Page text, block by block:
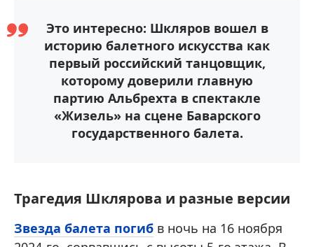
Это интересно: Шкляров вошел в
историю балетного искусства как
первый российский танцовщик,
которому доверили главную
партию Альбрехта в спектакле
«Жизель» на сцене Баварского
государственного балета.
Трагедия Шклярова и разные версии
Звезда балета погиб в ночь на 16 ноября